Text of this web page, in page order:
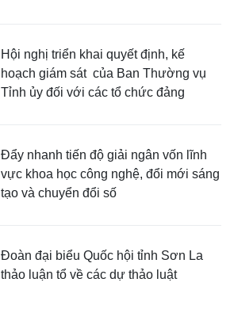
Hội nghị triển khai quyết định, kế
hoạch giám sát của Ban Thường vụ
Tỉnh ủy đối với các tổ chức đảng
Đẩy nhanh tiến độ giải ngân vốn lĩnh
vực khoa học công nghệ, đổi mới sáng
tạo và chuyển đổi số
Đoàn đại biểu Quốc hội tỉnh Sơn La
thảo luận tổ về các dự thảo luật